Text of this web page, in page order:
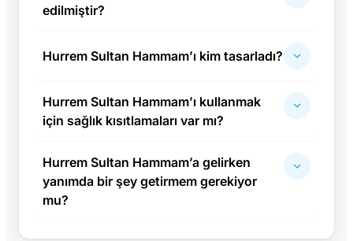
edilmiştir?
Hurrem Sultan Hammam’ı kim tasarladı?
Hurrem Sultan Hammam’ı kullanmak
için sağlık kısıtlamaları var mı?
Hurrem Sultan Hammam’a gelirken
yanımda bir şey getirmem gerekiyor
mu?